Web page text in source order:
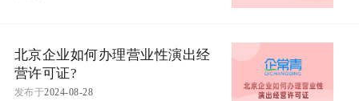
北京企业如何办理营业性演出经
营许可证?
发布于2024-08-28